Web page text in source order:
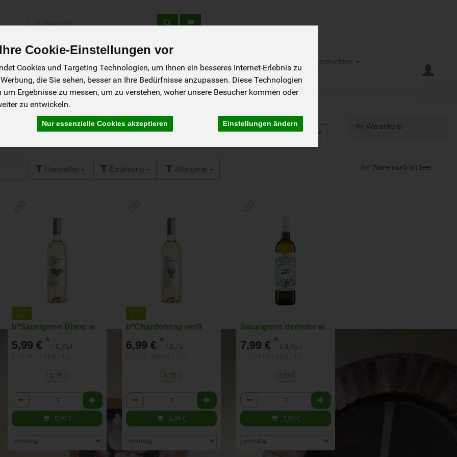
Cookie-Einstellungen vor
Cookies und Targeting Technologien, um Ihnen ein besseres Internet-Erlebnis zu
die Sie sehen, besser an Ihre Bedürfnisse anzupassen. Diese Technologien
Ergebnisse zu messen, um zu verstehen, woher unsere Besucher kommen oder
zu entwickeln.
Nur essenzielle Cookies akzeptieren Einstellungen ändern
Kleingedrucktes
Hersteller Ernährung Allergene
5,99 € * / 0,75 l
0,75 l
Anzahl
5,99 €
b*Chardonnay weiß
6,99 € * / 0,75 l
0,75 l
Anzahl
6,99 €
7,99 € * / 0,75 l
0,75 l
Anzahl
7,99 €
Ihr Warenkorb
Ihr Warenkorb ist leer.